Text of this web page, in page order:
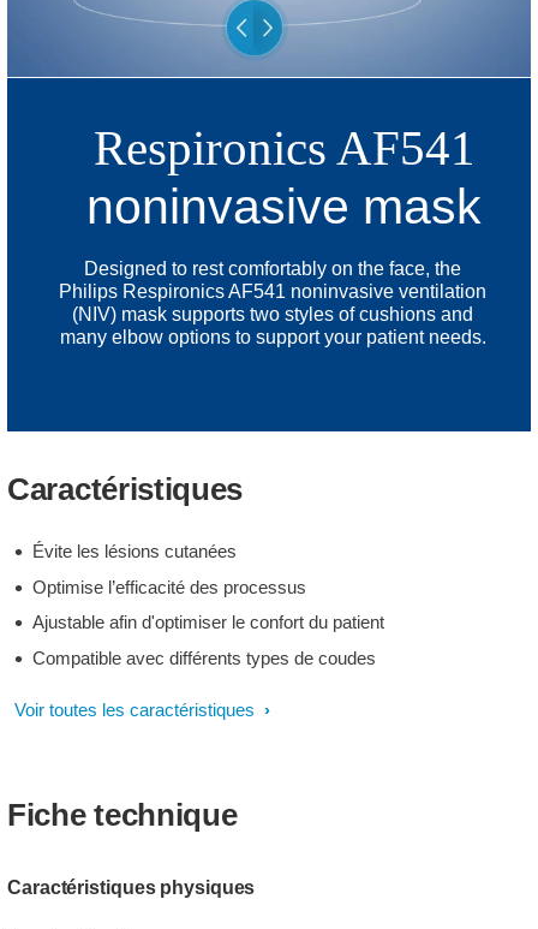
Designed to rest comfortably on the face, the
Philips Respironics AF541 noninvasive ventilation
(NIV) mask supports two styles of cushions and
many elbow options to support your patient needs.
Respironics AF541
noninvasive mask
Caractéristiques
Évite les lésions cutanées
Optimise l’efficacité des processus
Ajustable afin d'optimiser le confort du patient
Compatible avec différents types de coudes
Voir toutes les caractéristiques
Fiche technique
Caractéristiques physiques